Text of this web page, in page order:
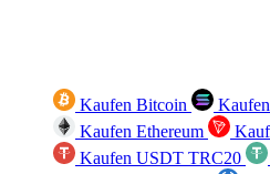
Kaufen Bitcoin
Kaufen Ethereum
Kaufen USDT TRC20